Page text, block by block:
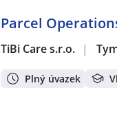
Parcel
TiBi Care s.r.o. |
Plný úvazek